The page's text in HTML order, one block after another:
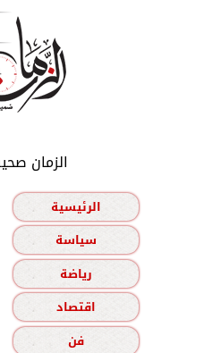
الزمان
الرئيسية
سياسة
رياضة
اقتصاد
فن